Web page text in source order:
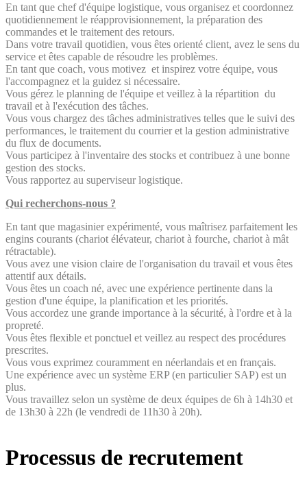
En tant que chef d'équipe logistique, vous organisez et coordonnez
quotidiennement le réapprovisionnement, la préparation des
commandes et le traitement des retours.
Dans votre travail quotidien, vous êtes orienté client, avez le sens du
service et êtes capable de résoudre les problèmes.
En tant que coach, vous motivez et inspirez votre équipe, vous
l'accompagnez et la guidez si nécessaire.
Vous gérez le planning de l'équipe et veillez à la répartition du
travail et à l'exécution des tâches.
Vous vous chargez des tâches administratives telles que le suivi des
performances, le traitement du courrier et la gestion administrative
du flux de documents.
Vous participez à l'inventaire des stocks et contribuez à une bonne
gestion des stocks.
Vous rapportez au superviseur logistique.
Qui recherchons-nous ?
En tant que magasinier expérimenté, vous maîtrisez parfaitement les
engins courants (chariot élévateur, chariot à fourche, chariot à mât
rétractable).
Vous avez une vision claire de l'organisation du travail et vous êtes
attentif aux détails.
Vous êtes un coach né, avec une expérience pertinente dans la
gestion d'une équipe, la planification et les priorités.
Vous accordez une grande importance à la sécurité, à l'ordre et à la
propreté.
Vous êtes flexible et ponctuel et veillez au respect des procédures
prescrites.
Vous vous exprimez couramment en néerlandais et en français.
Une expérience avec un système ERP (en particulier SAP) est un
plus.
Vous travaillez selon un système de deux équipes de 6h à 14h30 et
de 13h30 à 22h (le vendredi de 11h30 à 20h).
Processus de recrutement